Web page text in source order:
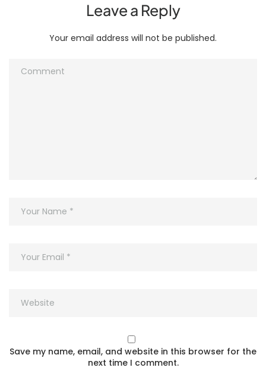
Leave a Reply
Your email address will not be published.
Save my name, email, and website in this browser for the
next time I comment.